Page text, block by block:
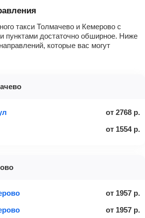
такси Толмачево и Кемерово с
пунктами достаточно обширное. Ниже
которые вас могут
от 2768 р.
от 1554 р.
от 1957 р.
от 1957 р.